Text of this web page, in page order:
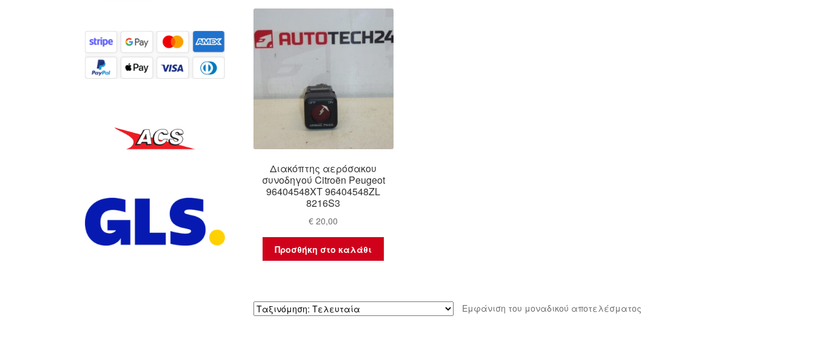
Διακόπτης αερόσακου
συνοδηγού Citroën Peugeot
96404548XT 96404548ZL
8216S3
€ 20,00
Προσθήκη στο καλάθι
Εμφάνιση του μοναδικού αποτελέσματος